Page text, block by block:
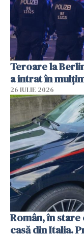
Teroare la
a intrat în
26 IULIE 2026
Român, în
casă din Italia.